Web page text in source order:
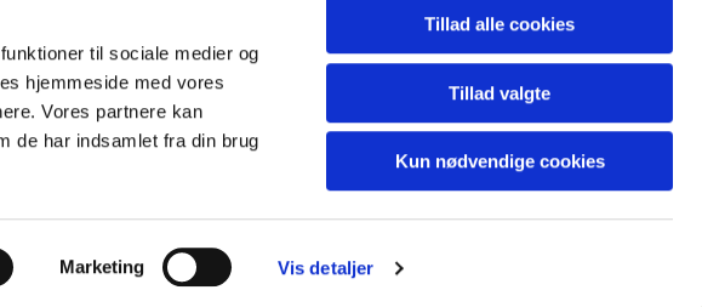
til sociale medier og
hjemmeside med vores
Vores partnere kan
de har indsamlet fra din brug
Marketing Vis detaljer
Tillad alle cookies
Tillad valgte
Kun nødvendige cookies